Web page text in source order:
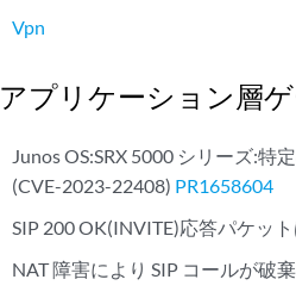
Vpn
アプリケーション層
Junos OS:SRX 5000 シリーズ:特
(CVE-2023-22408) PR1658604
SIP 200 OK(INVITE)応答パケッ
NAT 障害により SIP コールが破